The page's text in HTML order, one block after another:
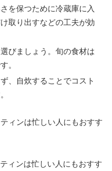
を保つために冷蔵庫に入
取り出すなどの工夫が効
びましょう。旬の食材は
。
、自炊することでコスト
ィンは忙しい人にもおすす
ィンは忙しい人にもおすす